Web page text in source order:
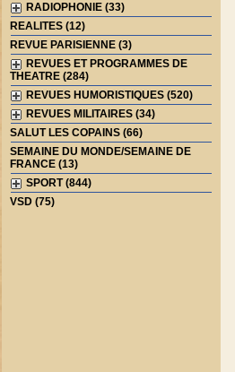
RADIOPHONIE (33)
REALITES (12)
REVUE PARISIENNE (3)
REVUES ET PROGRAMMES DE
THEATRE (284)
REVUES HUMORISTIQUES (520)
REVUES MILITAIRES (34)
SALUT LES COPAINS (66)
SEMAINE DU MONDE/SEMAINE DE
FRANCE (13)
SPORT (844)
VSD (75)